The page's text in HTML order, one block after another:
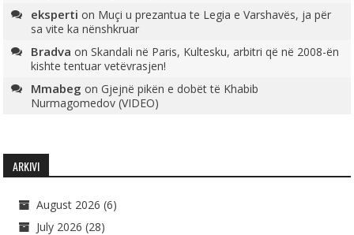
eksperti on Muçi u prezantua te Legia e Varshavës, ja për
sa vite ka nënshkruar
Bradva onSkandali në Paris, Kultesku, arbitri që në 2008-ën
kishte tentuar vetëvrasjen!
Mmabeg onGjejnë pikën e dobët të Khabib
Nurmagomedov (VIDEO)
ARKIVI
August 2026 (6)
July 2026 (28)